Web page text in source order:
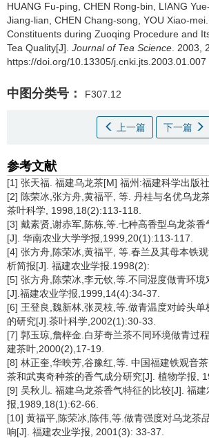
HUANG Fu-ping, CHEN Rong-bin, LIANG
Jiang-lian, CHEN Chang-song, YOU Xiao-mei.
Constituents during Zuoqing Procedure and
Tea Quality[J]. Journal of Tea Science . 2003,
https://doi.org/10.13305/j.cnki.jts.2003.01.007
中图分类号： F307.12
上一篇 下一篇
参考文献
[1] 张天福. 福建乌龙茶[M] 福州:福建科学出版
[2] 陈荣冰,张方舟,黄福平, 等. 丹桂与名优乌龙
茶叶科学, 1998,18(2):113-118.
[3] 戴素贤,谢赤军,陈栋,等.七种高香型乌龙茶
[J]. 华南农业大学学报,1999,20(1):113-117.
[4] 张方舟,陈荣冰,黄福平, 等.春兰及其母本铁
析简报[J]. 福建农业学报.1998(2):
[5] 张方舟,陈荣冰,李元钦,等.不同湿度做青环境
[J].福建农业学报,1999,14(4):34-37.
[6] 王登良,魏新林,张灵枝,等.做青温度对岭头
的研究[J].茶叶科学,2002(1):30-33.
[7] 郭玉琼,詹梓金.白芽奇兰茶不同环境做青过
建茶叶,2000(2),17-19.
[8] 林正奎,华映芳,谷豫红,等. 中国福建铁观音
茶和武夷奇种茶的香气成分研究[J]. 植物学报,
[9] 吴秋儿. 福建乌龙茶香气特征的比较[J]. 福建
报,1989,18(1):62-66.
[10] 黄福平,陈荣冰,陈伟,等.做青强度对乌龙茶
响[J]. 福建农业学报, 2001(3): 33-37.